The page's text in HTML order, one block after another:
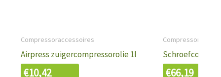
Compressoraccessoires
Airpress zuigercompressorolie 1l
€10,42 €66,19